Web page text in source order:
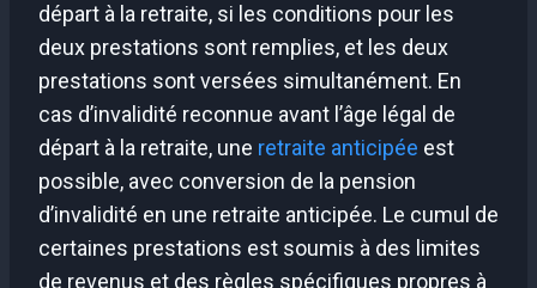
départ à la retraite, si les conditions pour les
deux prestations sont remplies, et les deux
prestations sont versées simultanément. En
cas d’invalidité reconnue avant l’âge légal de
départ à la retraite, une retraite anticipée est
possible, avec conversion de la pension
d’invalidité en une retraite anticipée. Le cumul de
certaines prestations est soumis à des limites
de revenus et des règles spécifiques propres à